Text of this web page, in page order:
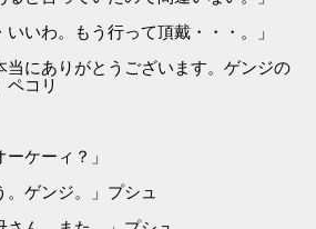
いいわ。もう行って頂戴・・・。」
当にありがとうございます。ゲンジの
ペコリ
ケーィ？」
。ゲンジ。」プシュ